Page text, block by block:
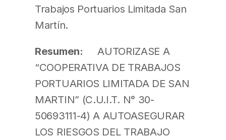
Trabajos Portuarios Limitada San
Martín.
Resumen: AUTORIZASE A
“COOPERATIVA DE TRABAJOS
PORTUARIOS LIMITADA DE SAN
MARTIN” (C.U.I.T. N° 30-
50693111-4) A AUTOASEGURAR
LOS RIESGOS DEL TRABAJO